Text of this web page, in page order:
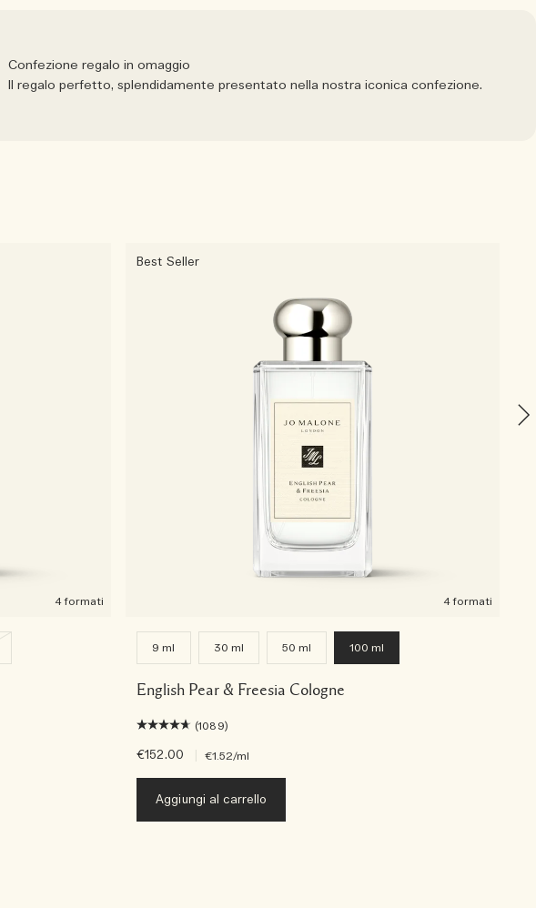
Confezione regalo in omaggio
Il regalo perfetto, splendidamente presentato nella nostra iconica confezione.
4 formati
Best Seller
4 formati
9 ml 30 ml 50 ml 100 ml
English Pear & Freesia Cologne
(1089)
€152.00 €1.52/ml
Aggiungi al carrello